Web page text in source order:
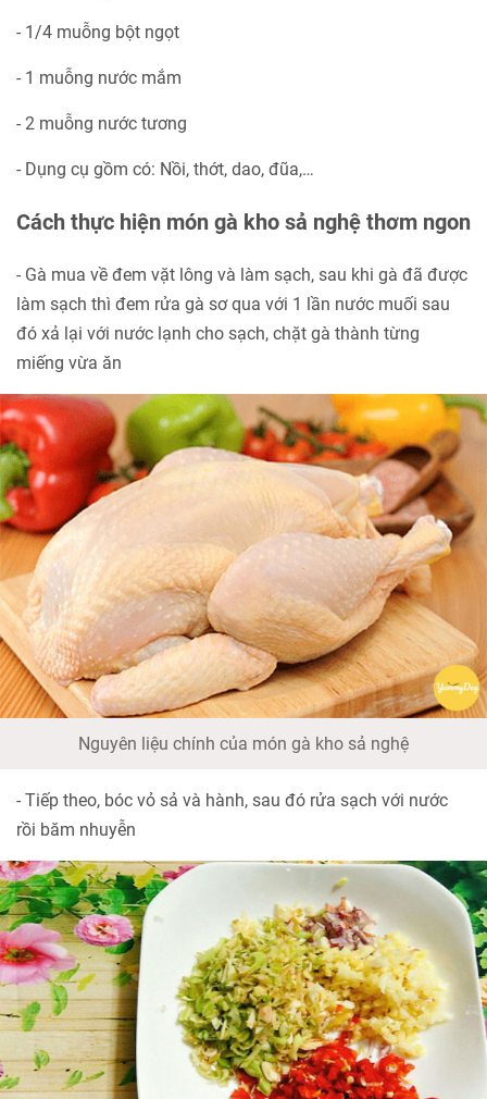
- 1/4 muỗng bột ngọt
- 1 muỗng nước mắm
- 2 muỗng nước tương
- Dụng cụ gồm có: Nồi, thớt, dao, đũa,…
Cách thực hiện món gà kho sả nghệ thơm ngon
- Gà mua về đem vặt lông và làm sạch, sau khi gà đã được
làm sạch thì đem rửa gà sơ qua với 1 lần nước muối sau
đó xả lại với nước lạnh cho sạch, chặt gà thành từng
miếng vừa ăn
Nguyên liệu chính của món gà kho sả nghệ
- Tiếp theo, bóc vỏ sả và hành, sau đó rửa sạch với nước
rồi băm nhuyễn